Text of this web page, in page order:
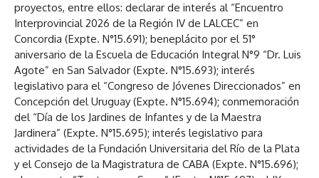
proyectos, entre ellos: declarar de interés al “Encuentro
Interprovincial 2026 de la Región IV de LALCEC” en
Concordia (Expte. N°15.691); beneplácito por el 51°
aniversario de la Escuela de Educación Integral N°9 “Dr. Luis
Agote” en San Salvador (Expte. N°15.693); interés
legislativo para el “Congreso de Jóvenes Direccionados” en
Concepción del Uruguay (Expte. N°15.694); conmemoración
del “Día de los Jardines de Infantes y de la Maestra
Jardinera” (Expte. N°15.695); interés legislativo para
actividades de la Fundación Universitaria del Río de la Plata
y el Consejo de la Magistratura de CABA (Expte. N°15.696);